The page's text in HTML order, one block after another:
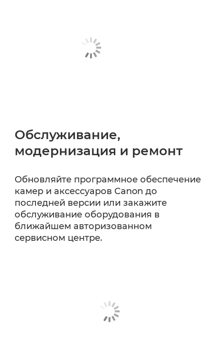
Обслуживание,
модернизация и ремонт
Обновляйте программное обеспечение
камер и аксессуаров Canon до
последней версии или закажите
обслуживание оборудования в
ближайшем авторизованном
сервисном центре.